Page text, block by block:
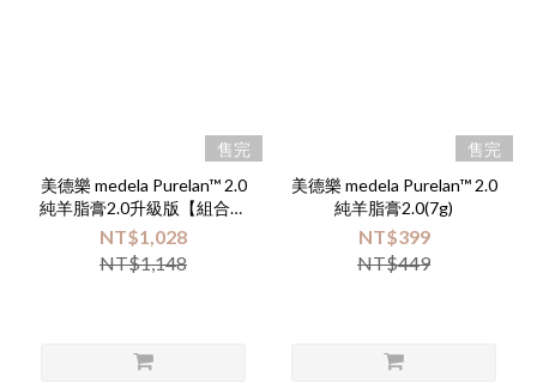
medela
售完
美德樂 medela Purelan™ 2.0
純羊脂膏2.0升級版【組合優
惠(37g+7g)】
NT$1,028
NT$1,148
售完
美德樂 medela Purelan™ 2.0
純羊脂膏2.0(7g)
NT$399
NT$449